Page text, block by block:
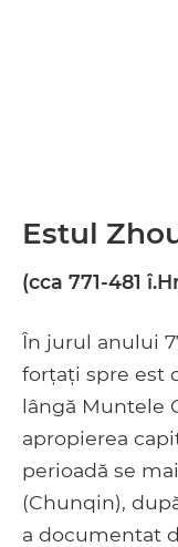
Estul
(cca 771-481
În jurul anului
forțați spre est
lângă Muntele
apropierea
perioadă se
(Chunqin),
a documentat